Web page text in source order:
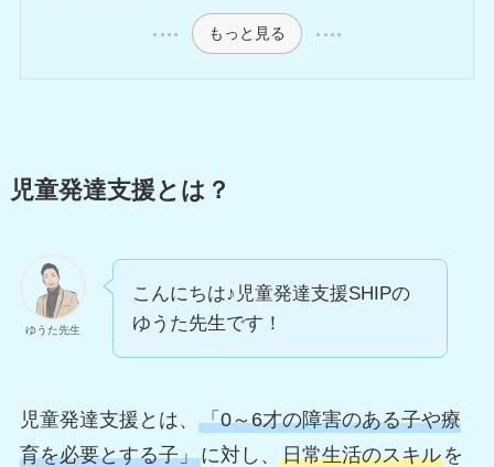
もっと見る
児童発達支援とは？
ゆうた先生
こんにちは♪児童発達支援SHIPの
ゆうた先生です！
児童発達支援とは、 「0～6才の障害のある子や療
育を必要とする子」に対し、 日常生活のスキルを